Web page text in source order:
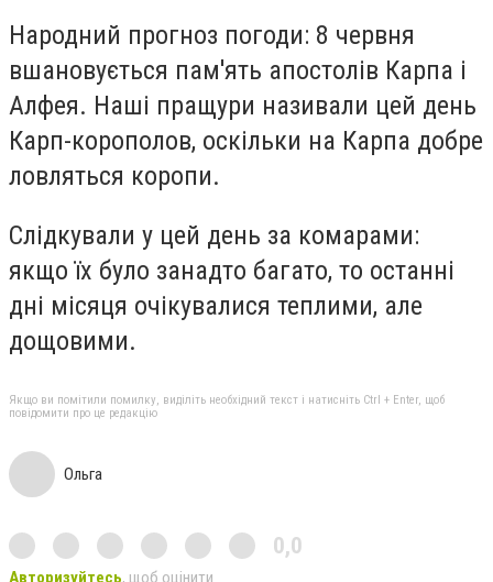
Народний прогноз погоди: 8 червня
вшановується пам'ять апостолів Карпа і
Алфея. Наші пращури називали цей день
Карп-корополов, оскільки на Карпа добре
ловляться коропи.
Слідкували у цей день за комарами:
якщо їх було занадто багато, то останні
дні місяця очікувалися теплими, але
дощовими.
Якщо ви помітили помилку, виділіть необхідний текст і натисніть Ctrl + Enter, щоб
повідомити про це редакцію
Ольга
0,0
Авторизуйтесь, щоб оцінити